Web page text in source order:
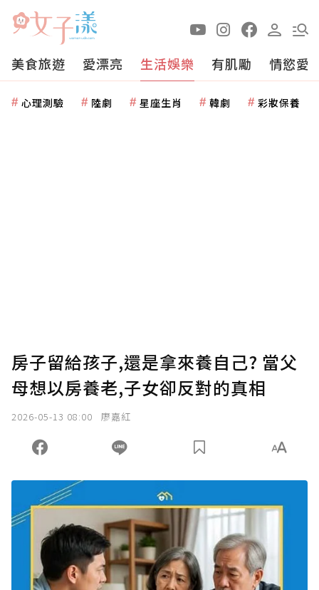
美食旅遊 愛漂亮 生活娛樂 有肌勵 情慾愛
心理測驗 陸劇 星座生肖 韓劇 彩妝保養
房子留給孩子,還是拿來養自己? 當父
母想以房養老,子女卻反對的真相
2026-05-13 08:00 廖嘉紅